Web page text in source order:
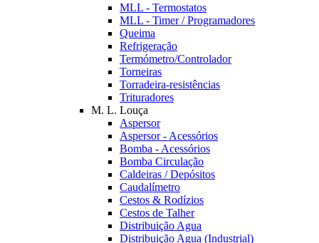
MLL - Termostatos
MLL - Timer / Programadores
Queima
Refrigeração
Termómetro/Controlador
Torneiras
Torradeira-resistências
Trituradores
M. L. Louça
Aspersor
Aspersor - Acessórios
Bomba - Acessórios
Bomba Circulação
Caldeiras / Depósitos
Caudalímetro
Cestos & Rodízios
Cestos de Talher
Distribuição Agua
Distribuição Agua (Industrial)